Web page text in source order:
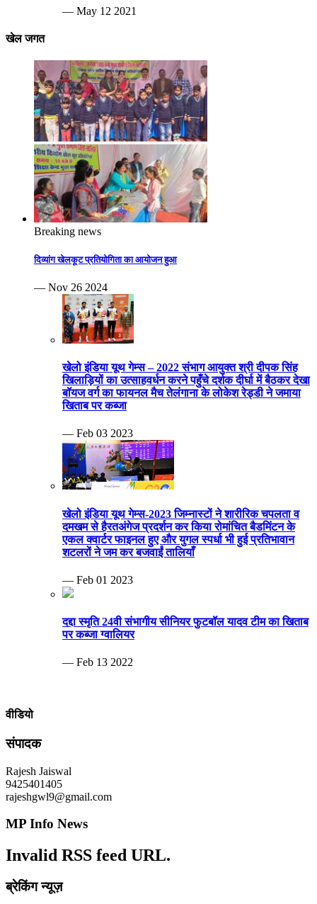
— May 12 2021
खेल जगत
Breaking news
दिव्यांग खेलकूट प्रतियोगिता का आयोजन हुआ
— Nov 26 2024
खेलो इंडिया यूथ गेम्स – 2022 संभाग आयुक्त श्री दीपक सिंह
खिलाड़ियों का उत्साहवर्धन करने पहुँचे दर्शक दीर्घा में बैठकर देखा
बॉयज वर्ग का फायनल मैच तेलंगाना के लोकेश रेड्डी ने जमाया
खिताब पर कब्जा
— Feb 03 2023
खेलो इंडिया यूथ गेम्स-2023 जिम्नास्टों ने शारीरिक चपलता व
दमखम से हैरतअंगेज प्रदर्शन कर किया रोमांचित बैडमिंटन के
एकल क्वार्टर फाइनल हुए और युगल स्पर्धा भी हुई प्रतिभावान
शटलरों ने जम कर बजवाईं तालियाँ
— Feb 01 2023
दद्दा स्मृति 24वी संभागीय सीनियर फुटबॉल यादव टीम का खिताब
पर कब्जा ग्वालियर
— Feb 13 2022
वीडियो
संपादक
Rajesh Jaiswal
9425401405
rajeshgwl9@gmail.com
MP Info News
Invalid RSS feed URL.
ब्रेकिंग न्यूज़